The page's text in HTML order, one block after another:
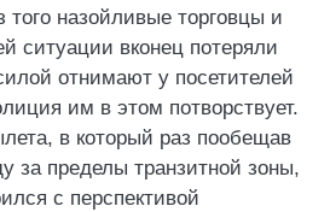
того назойливые торговцы и
ситуации вконец потеряли
отнимают у посетителей
им в этом потворствует.
в который раз пообещав
за пределы транзитной зоны,
с перспективой